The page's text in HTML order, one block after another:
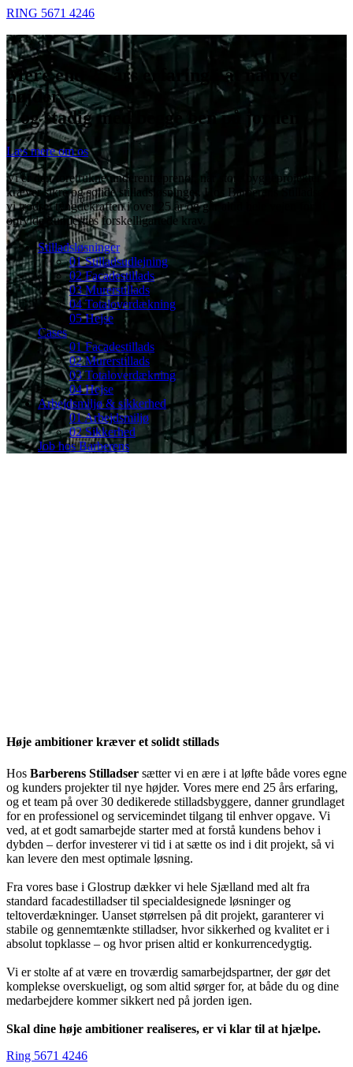
RING 5671 4246
Mere end 25 års erfaring i at nå nye
højder
– og stadig med begge ben på jorden
Læs mere om os
Vi er den foretrukne underentreprenør, når store byggeprojekter
kræver sikre og solide stilladsløsninger. Hos Barberens Stilladser har
vi trodset tyngdekraften i over 25 år og går altid hele vejen for at
opfylde kundernes forskelligartede krav.
Stilladsløsninger
01 Stilladsudlejning
02 Facadestillads
03 Murerstillads
04 Totaloverdækning
05 Hejse
Cases
01 Facadestillads
02 Murerstillads
03 Totaloverdækning
04 Hejse
Arbejdsmiljø & sikkerhed
01 Arbejdsmiljø
02 Sikkerhed
Job hos Barberens
Høje ambitioner kræver et solidt stillads
Hos Barberens Stilladser sætter vi en ære i at løfte både vores egne
og kunders projekter til nye højder. Vores mere end 25 års erfaring,
og et team på over 30 dedikerede stilladsbyggere, danner grundlaget
for en professionel og servicemindet tilgang til enhver opgave. Vi
ved, at et godt samarbejde starter med at forstå kundens behov i
dybden – derfor investerer vi tid i at sætte os ind i dit projekt, så vi
kan levere den mest optimale løsning.
Fra vores base i Glostrup dækker vi hele Sjælland med alt fra
standard facadestilladser til specialdesignede løsninger og
teltoverdækninger. Uanset størrelsen på dit projekt, garanterer vi
stabile og gennemtænkte stilladser, hvor sikkerhed og kvalitet er i
absolut topklasse – og hvor prisen altid er konkurrencedygtig.
Vi er stolte af at være en troværdig samarbejdspartner, der gør det
komplekse overskueligt, og som altid sørger for, at både du og dine
medarbejdere kommer sikkert ned på jorden igen.
Skal dine høje ambitioner realiseres, er vi klar til at hjælpe.
Ring 5671 4246